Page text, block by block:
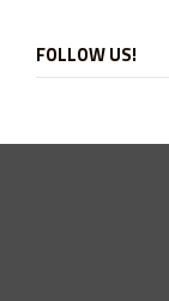
FOLLOW US!